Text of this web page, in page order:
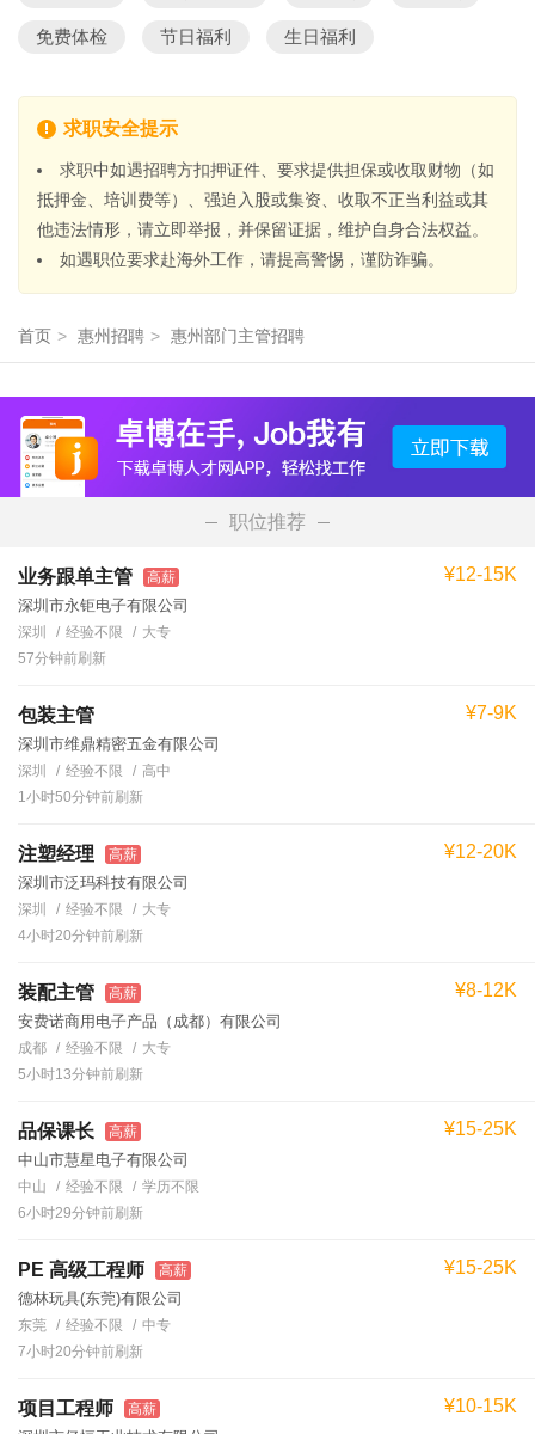
免费体检 节日福利 生日福利
求职安全提示
求职中如遇招聘方扣押证件、要求提供担保或收取财物（如
抵押金、培训费等）、强迫入股或集资、收取不正当利益或其
他违法情形，请立即举报，并保留证据，维护自身合法权益。
如遇职位要求赴海外工作，请提高警惕，谨防诈骗。
首页 > 惠州招聘 > 惠州部门主管招聘
职位推荐
业务跟单主管 高薪
深圳市永钜电子有限公司
¥12-15K
深圳 经验不限
大专
57分钟前刷新
包装主管
深圳市维鼎精密五金有限公司
¥7-9K
深圳 经验不限
高中
1小时50分钟前刷新
注塑经理 高薪
深圳市泛玛科技有限公司
¥12-20K
深圳 经验不限
大专
4小时20分钟前刷新
装配主管 高薪
安费诺商用电子产品（成都）有限公司
¥8-12K
成都 经验不限
大专
5小时13分钟前刷新
品保课长 高薪
中山市慧星电子有限公司
¥15-25K
中山 经验不限
学历不限
6小时29分钟前刷新
PE 高级工程师 高薪
德林玩具(东莞)有限公司
¥15-25K
东莞 经验不限
中专
7小时20分钟前刷新
项目工程师 高薪 ¥10-15K